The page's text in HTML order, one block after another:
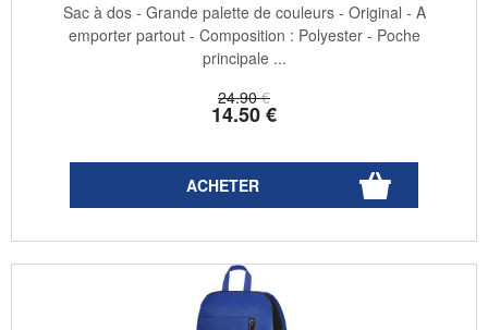
24.90 €
14.50€
Sac à dos - Grande palette de couleurs - Original - A
emporter partout - Composition : Polyester - Poche
principale ...